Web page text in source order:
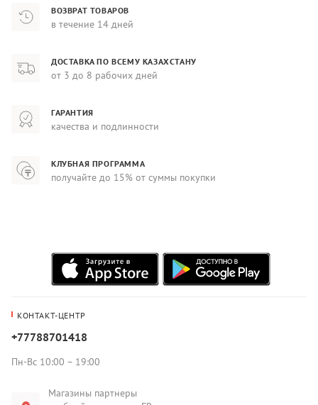
ВОЗВРАТ ТОВАРОВ
в течение 14 дней
ДОСТАВКА ПО ВСЕМУ КАЗАХСТАНУ
от 3 до 8 рабочих дней
ГАРАНТИЯ
качества и подлинности
КЛУБНАЯ ПРОГРАММА
получайте до 15% от суммы покупки
КОНТАКТ-ЦЕНТР
+77788701418
Пн-Вс 10:00 – 19:00
Магазины партнеры